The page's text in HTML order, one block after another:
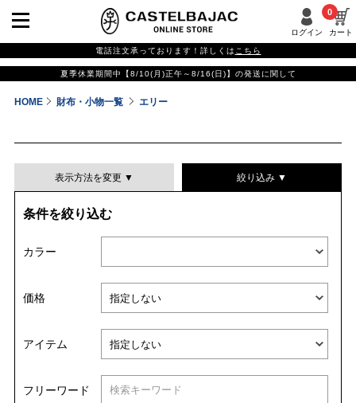
ログイン カート
0
電話注文承っております！詳しくは こちら
夏季休業期間中【8/10(月)正午～8/16(日)】の発送に関して
HOME 財布・小物一覧 エリー
表示方法を変更 ▼
並び替える
絞り込み ▼
条件を絞り込む
カラー
価格
アイテム
フリーワード